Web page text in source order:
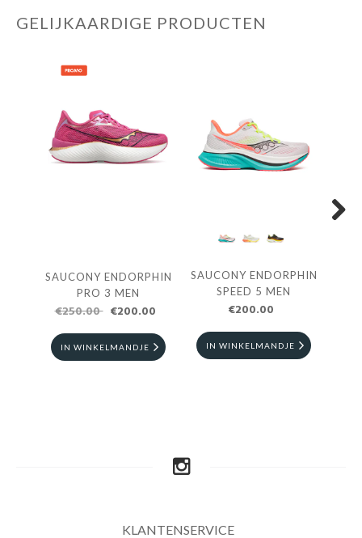
GELIJKAARDIGE PRODUCTEN
SAUCONY ENDORPHIN
PRO 3 MEN
€250.00 €200.00
IN WINKELMANDJE
SAUCONY ENDORPHIN
SPEED 5 MEN
€200.00
IN WINKELMANDJE
KLANTENSERVICE